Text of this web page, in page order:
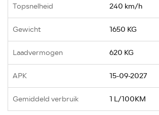
Topsnelheid 240 km/h
Gewicht 1650 KG
Laadvermogen 620 KG
APK 15-09-2027
Gemiddeld verbruik 1 L/100KM